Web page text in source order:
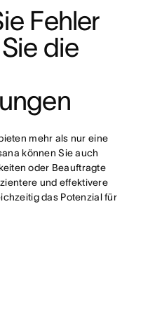
Fehler
die
mehr als nur eine
können Sie auch
oder Beauftragte
und effektivere
das Potenzial für